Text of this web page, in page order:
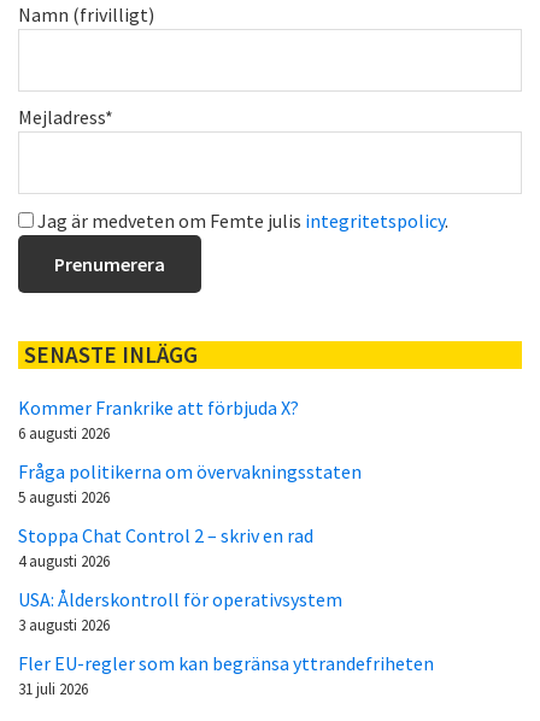
Namn (frivilligt)
Mejladress*
Jag är medveten om Femte julis integritetspolicy.
SENASTE INLÄGG
Kommer Frankrike att förbjuda X?
6 augusti 2026
Fråga politikerna om övervakningsstaten
5 augusti 2026
Stoppa Chat Control 2 – skriv en rad
4 augusti 2026
USA: Ålderskontroll för operativsystem
3 augusti 2026
Fler EU-regler som kan begränsa yttrandefriheten
31 juli 2026